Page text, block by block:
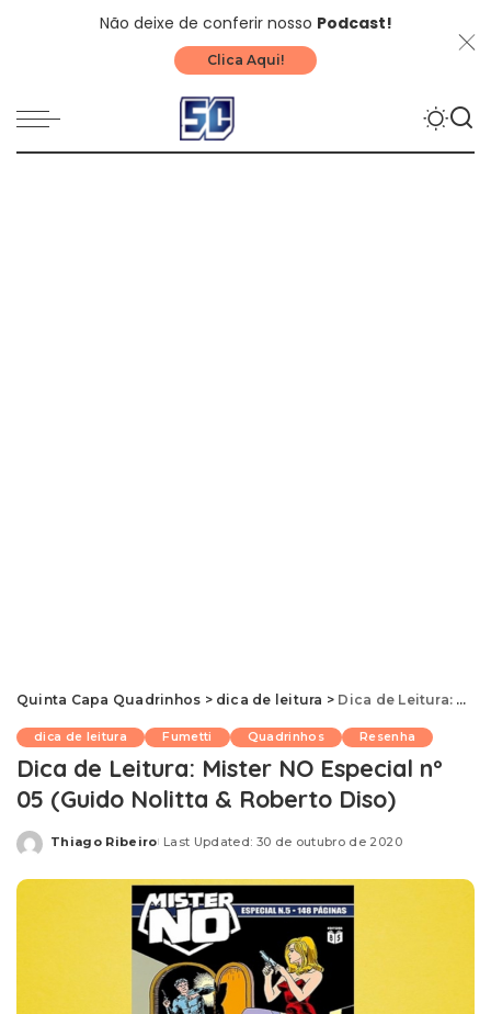
Não deixe de conferir nosso Podcast!
Clica Aqui!
Quinta Capa Quadrinhos > dica de leitura > Dica de Leitura: Mister NO Especial nº 05 (Guido Nolitta & Roberto Diso)
dica de leitura Fumetti Quadrinhos Resenha
Dica de Leitura: Mister NO Especial nº
05 (Guido Nolitta & Roberto Diso)
Posted
Thiago Ribeiro Last Updated: 30 de outubro de 2020